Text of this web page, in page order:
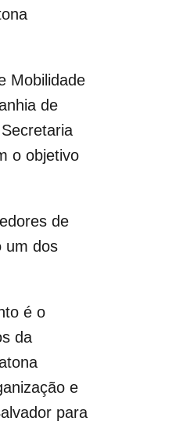
Mobilidade
de
o objetivo
de
um dos
é o
da
e
para